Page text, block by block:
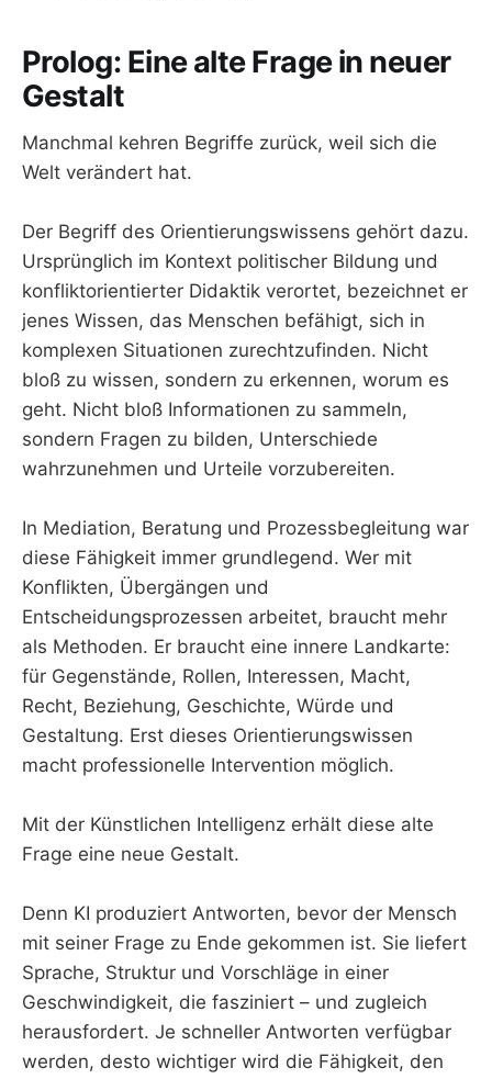
Prolog: Eine alte Frage in neuer
Gestalt
Manchmal kehren Begriffe zurück, weil sich die
Welt verändert hat.
Der Begriff des Orientierungswissens gehört dazu.
Ursprünglich im Kontext politischer Bildung und
konfliktorientierter Didaktik verortet, bezeichnet er
jenes Wissen, das Menschen befähigt, sich in
komplexen Situationen zurechtzufinden. Nicht
bloß zu wissen, sondern zu erkennen, worum es
geht. Nicht bloß Informationen zu sammeln,
sondern Fragen zu bilden, Unterschiede
wahrzunehmen und Urteile vorzubereiten.
In Mediation, Beratung und Prozessbegleitung war
diese Fähigkeit immer grundlegend. Wer mit
Konflikten, Übergängen und
Entscheidungsprozessen arbeitet, braucht mehr
als Methoden. Er braucht eine innere Landkarte:
für Gegenstände, Rollen, Interessen, Macht,
Recht, Beziehung, Geschichte, Würde und
Gestaltung. Erst dieses Orientierungswissen
macht professionelle Intervention möglich.
Mit der Künstlichen Intelligenz erhält diese alte
Frage eine neue Gestalt.
Denn KI produziert Antworten, bevor der Mensch
mit seiner Frage zu Ende gekommen ist. Sie liefert
Sprache, Struktur und Vorschläge in einer
Geschwindigkeit, die fasziniert – und zugleich
herausfordert. Je schneller Antworten verfügbar
werden, desto wichtiger wird die Fähigkeit, den